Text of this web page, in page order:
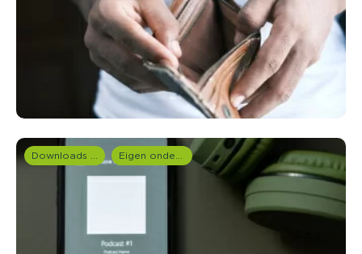
Downloads en rapportages Eigen onderzoeken